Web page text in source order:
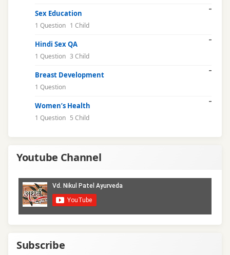
Sex Education
1 Question 1 Child
Hindi Sex QA
1 Question 3 Child
Breast Development
1 Question
Women’s Health
1 Question 5 Child
Youtube Channel
Subscribe